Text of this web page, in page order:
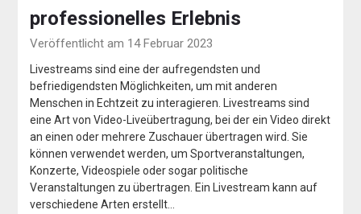
professionelles Erlebnis
Veröffentlicht am 14 Februar 2023
Livestreams sind eine der aufregendsten und
befriedigendsten Möglichkeiten, um mit anderen
Menschen in Echtzeit zu interagieren. Livestreams sind
eine Art von Video-Liveübertragung, bei der ein Video direkt
an einen oder mehrere Zuschauer übertragen wird. Sie
können verwendet werden, um Sportveranstaltungen,
Konzerte, Videospiele oder sogar politische
Veranstaltungen zu übertragen. Ein Livestream kann auf
verschiedene Arten erstellt…